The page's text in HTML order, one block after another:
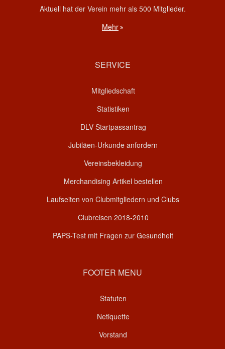
Aktuell hat der Verein mehr als 500 Mitglieder.
Mehr
SERVICE
Mitgliedschaft
Statistiken
DLV Startpassantrag
Jubiläen-Urkunde anfordern
Vereinsbekleidung
Merchandising Artikel bestellen
Laufseiten von Clubmitgliedern und Clubs
Clubreisen 2018-2010
PAPS-Test mit Fragen zur Gesundheit
FOOTER MENU
Statuten
Netiquette
Vorstand